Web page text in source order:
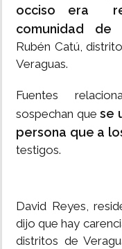
occiso era
comunidad de
Rubén Catú,
Veraguas.
Fuentes
sospechan quese
persona que a
testigos.
David Reyes,
dijo que hay
distritos de